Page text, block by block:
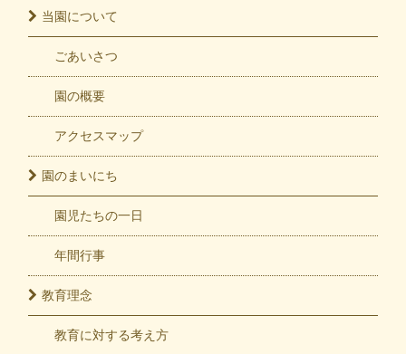
当園について
ごあいさつ
園の概要
アクセスマップ
園のまいにち
園児たちの一日
年間行事
教育理念
教育に対する考え方